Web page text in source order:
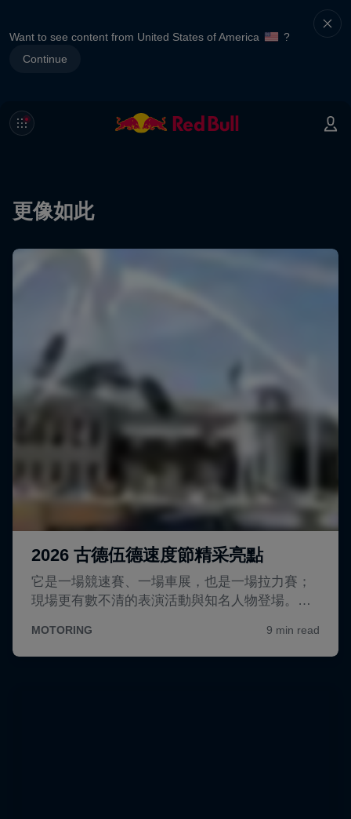
Want to see content from United States of America
?
Continue
更像如此